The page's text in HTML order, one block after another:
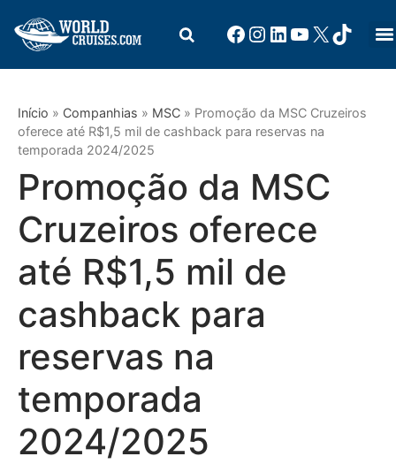
Início » Companhias » MSC » Promoção da MSC Cruzeiros
oferece até R$1,5 mil de cashback para reservas na
temporada 2024/2025
Promoção da MSC
Cruzeiros oferece
até R$1,5 mil de
cashback para
reservas na
temporada
2024/2025